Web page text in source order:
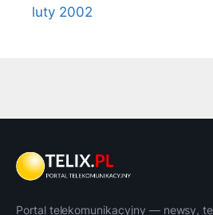
luty 2002
Portal telekomunikacyjny — newsy,